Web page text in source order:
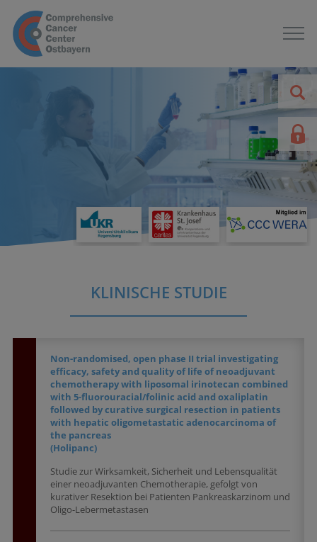
KLINISCHE STUDIE
Non-randomised, open phase II trial investigating
efficacy, safety and quality of life of neoadjuvant
chemotherapy with liposomal irinotecan combined
with 5-fluorouracial/folinic acid and oxaliplatin
followed by curative surgical resection in patients
with hepatic oligometastatic adenocarcinoma of
the pancreas
(Holipanc)
Studie zur Wirksamkeit, Sicherheit und Lebensqualität
einer neoadjuvanten Chemotherapie, gefolgt von
kurativer Resektion bei Patienten Pankreaskarzinom und
Oligo-Lebermetastasen